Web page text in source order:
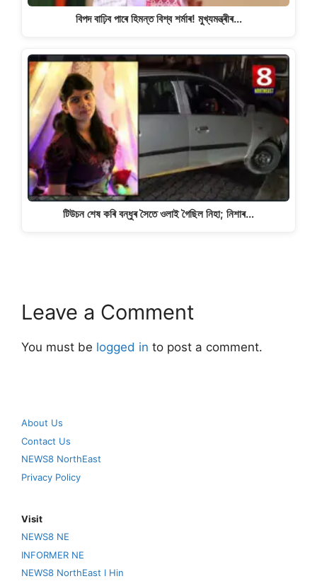
বিপদ বাঢ়িব পাৰে হিমন্ত বিশ্ব শৰ্মাৰ! মুখ্যমন্ত্ৰীৰ…
টিউচন শেষ কৰি বন্ধুৰ সৈতে ওলাই গৈছিল নিহা; নিশাৰ…
Leave a Comment
You must be logged in to post a comment.
About Us
Contact Us
NEWS8 NorthEast
Privacy Policy
Visit
NEWS8 NE
INFORMER NE
NEWS8 NorthEast I Hin